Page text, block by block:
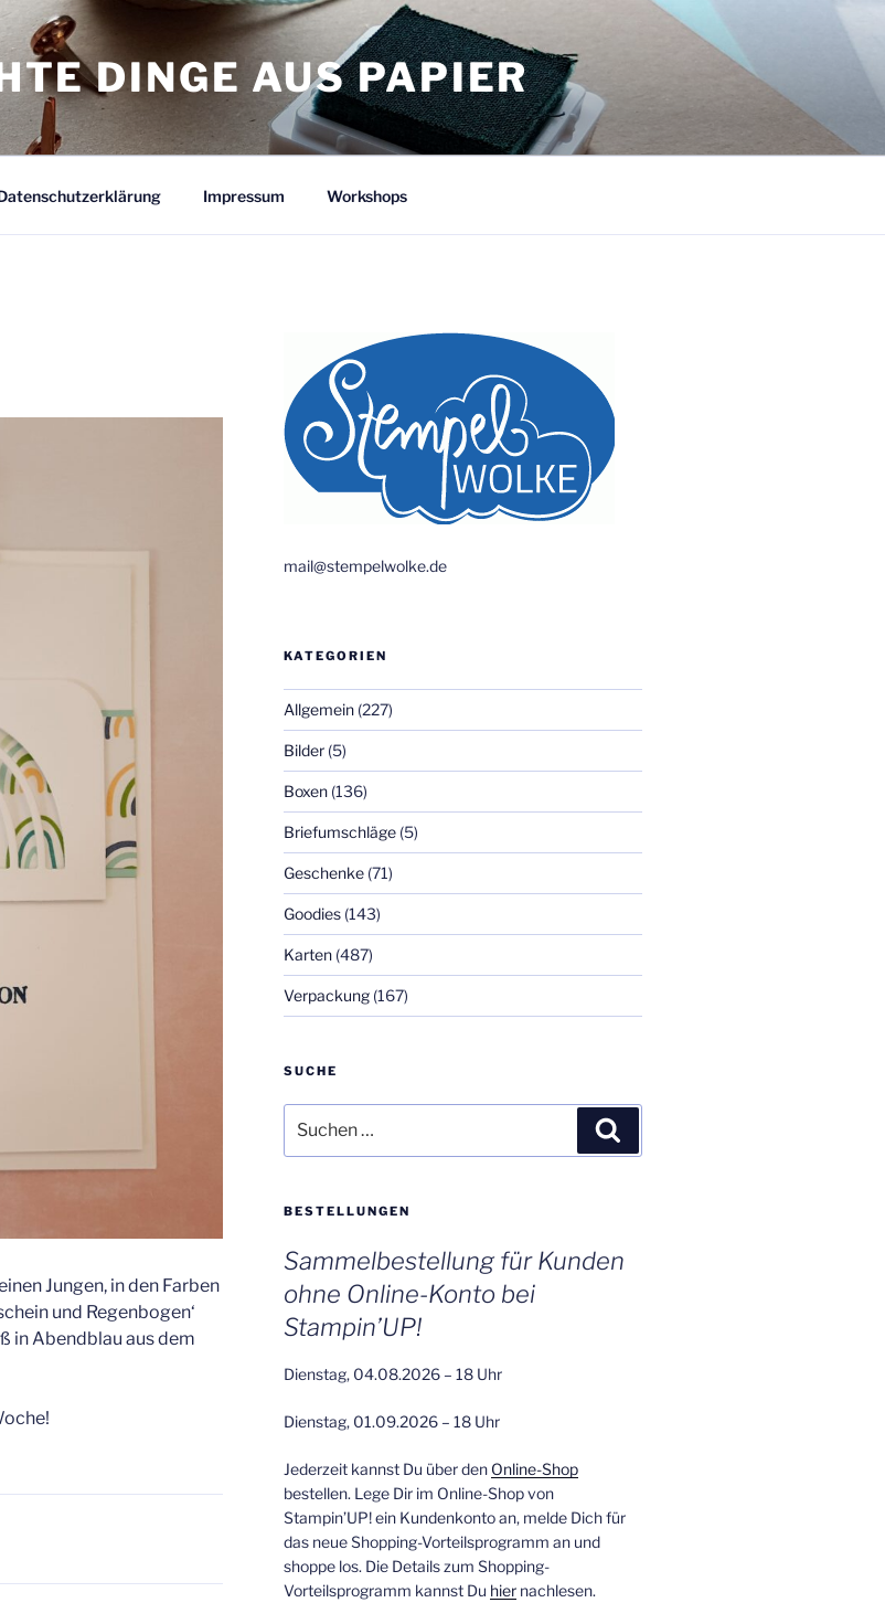
DINGE AUS PAPIER
Impressum Workshops
Jungen, in den Farben
und Regenbogen‘
in Abendblau aus dem
mail@stempelwolke.de
KATEGORIEN
Allgemein(227)
Bilder(5)
Boxen(136)
Briefumschläge(5)
Geschenke(71)
Goodies(143)
Karten(487)
Verpackung(167)
SUCHE
nach:
BESTELLUNGEN
Sammelbestellung für Kunden
ohne Online-Konto bei
Stampin’UP!
Dienstag, 04.08.2026 – 18 Uhr
Dienstag, 01.09.2026 – 18 Uhr
Jederzeit kannst Du über den Online-Shop
bestellen. Lege Dir im Online-Shop von
Stampin’UP! ein Kundenkonto an, melde Dich für
das neue Shopping-Vorteilsprogramm an und
shoppe los. Die Details zum Shopping-
Vorteilsprogramm kannst Du hiernachlesen.